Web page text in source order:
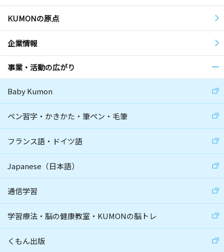
KUMONの原点
企業情報
事業・活動の広がり
Baby Kumon
ペン習字・かきかた・筆ペン・毛筆
フランス語・ドイツ語
Japanese（日本語）
通信学習
学習療法・脳の健康教室・KUMONの脳トレ
くもん出版